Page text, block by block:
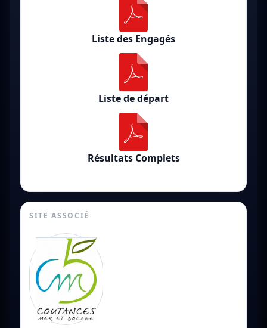
Liste des Engagés
Liste de départ
Résultats Complets
SITE ASSOCIÉ